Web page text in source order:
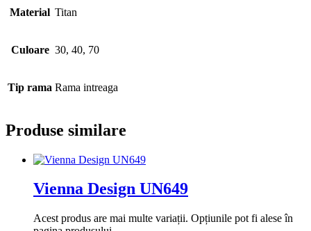
Material Titan
Culoare 30, 40, 70
Tip rama Rama intreaga
Produse similare
Vienna Design UN649
Acest produs are mai multe variații. Opțiunile pot fi alese în